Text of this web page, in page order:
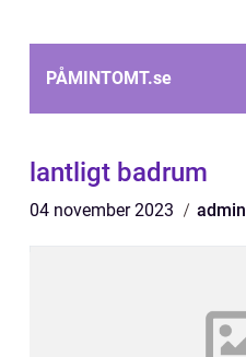
PÅMINTOMT.se
lantligt badrum
04 november 2023 admin